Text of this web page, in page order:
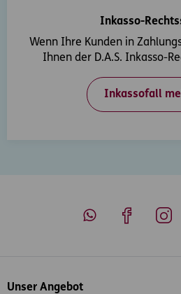
Inkasso-
Wenn Ihre Kunden in
Ihnen der D.A.S. Inkasso-
Inkassofall
Inhaltsübersicht
Unser Angebot